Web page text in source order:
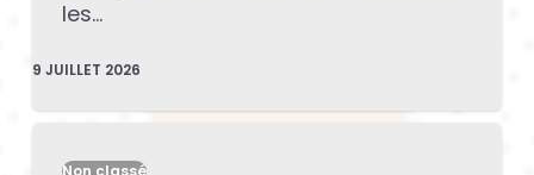
les…
9 JUILLET 2026
Non classé